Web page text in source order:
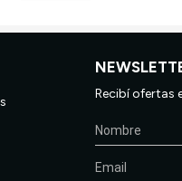
Recibí ofertas